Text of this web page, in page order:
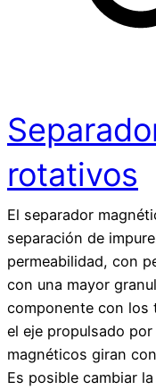
rotativos
El separador
separación de
permeabilidad, con
con una mayor
componente con los
el eje propulsado
magnéticos giran
Es posible cambiar